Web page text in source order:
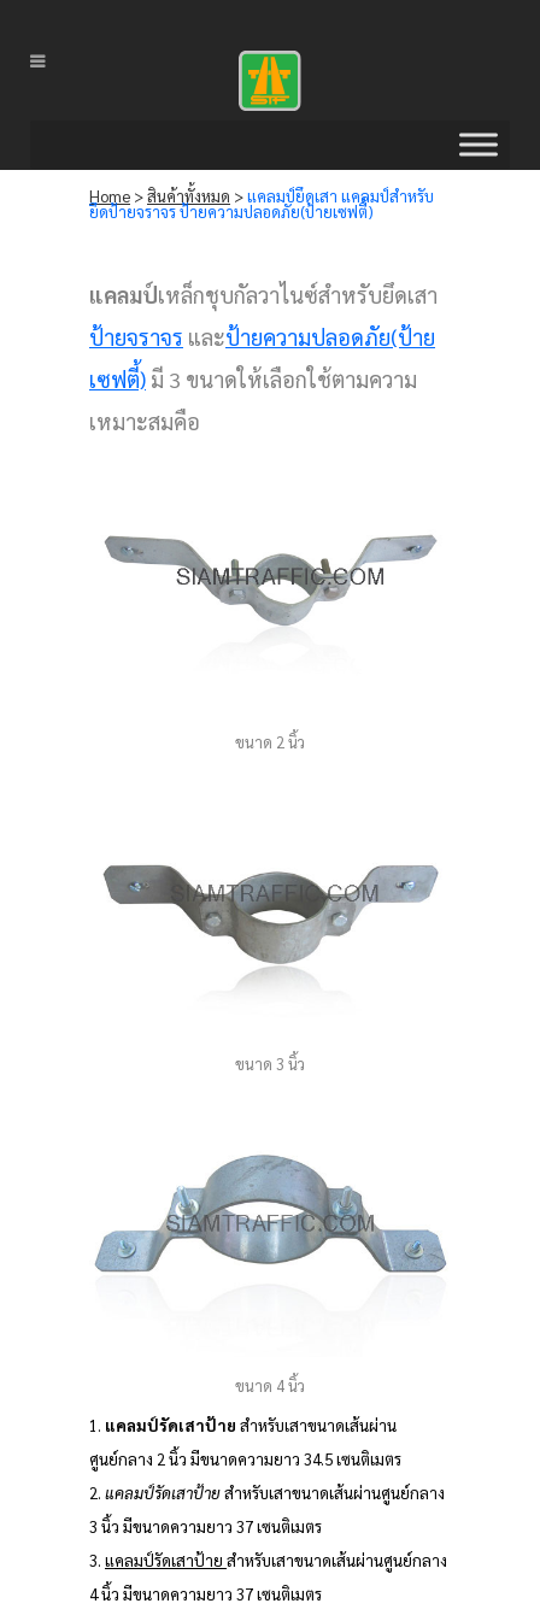
Home >สินค้าทั้งหมด >แคลมป์ยึดเสา แคลมป์สำหรับ
ยึดป้ายจราจร ป้ายความปลอดภัย(ป้ายเซฟตี้)
แคลมป์เหล็กชุบกัลวาไนซ์สำหรับยึดเสา
ป้ายจราจร และป้ายความปลอดภัย(ป้าย
เซฟตี้) มี 3 ขนาดให้เลือกใช้ตามความ
เหมาะสมคือ
ขนาด 2 นิ้ว
ขนาด 3 นิ้ว
ขนาด 4 นิ้ว
1. แคลมป์รัดเสาป้าย สำหรับเสาขนาดเส้นผ่าน
ศูนย์กลาง 2 นิ้ว มีขนาดความยาว 34.5 เซนติเมตร
2. แคลมป์รัดเสาป้ายสำหรับเสาขนาดเส้นผ่านศูนย์กลาง
3 นิ้ว มีขนาดความยาว 37 เซนติเมตร
3. แคลมป์รัดเสาป้าย สำหรับเสาขนาดเส้นผ่านศูนย์กลาง
4 นิ้ว มีขนาดความยาว 37 เซนติเมตร